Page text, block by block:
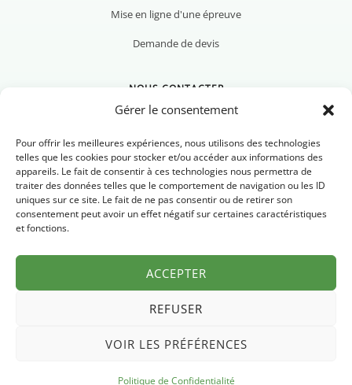
Gérer le consentement
Pour offrir les meilleures expériences, nous utilisons des technologies
telles que les cookies pour stocker et/ou accéder aux informations des
appareils. Le fait de consentir à ces technologies nous permettra de
traiter des données telles que le comportement de navigation ou les ID
uniques sur ce site. Le fait de ne pas consentir ou de retirer son
consentement peut avoir un effet négatif sur certaines caractéristiques
et fonctions.
ACCEPTER
REFUSER
VOIR LES PRÉFÉRENCES
Politique de Confidentialité
Mise en ligne d'une épreuve
Demande de devis
NOUS CONTACTER
Nous contacter
Newsletter
© 2026 Pyrénées Chrono Mentions légales Politique de confidentialité